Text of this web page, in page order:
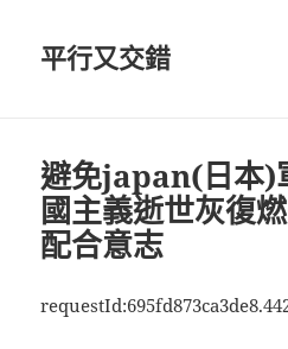
平行又交錯
避免japan(日本)
國主義逝世灰復
配合意志